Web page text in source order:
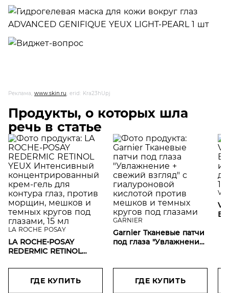
Реклама, www.skin.ru, erid: Kra23hUpj
Продукты, о которых шла
речь в статье
LA ROCHE POSAY
LA ROCHE-POSAY
REDERMIC RETINOL
концентрированный
крем-гель для контура
глаз, против морщин,
ГДЕ КУПИТЬ
GARNIER
Garnier Тканевые патчи
под глаза "Увлажнение
против мешков и
темных кругов под
глазами
ГДЕ КУПИТЬ